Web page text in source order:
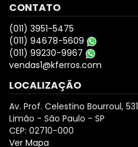
CONTATO
(011) 3951-5475
(011) 94678-5609
(011) 99230-9967
vendas1@kferros.com
LOCALIZAÇÃO
Av. Prof. Celestino Bourroul, 531
Limão - São Paulo - SP
CEP: 02710-000
Ver Mapa